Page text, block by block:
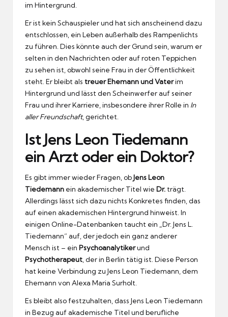
im Hintergrund.
Er ist kein Schauspieler und hat sich anscheinend dazu
entschlossen, ein Leben außerhalb des Rampenlichts
zu führen. Dies könnte auch der Grund sein, warum er
selten in den Nachrichten oder auf roten Teppichen
zu sehen ist, obwohl seine Frau in der Öffentlichkeit
steht. Er bleibt als treuer Ehemann und Vaterim
Hintergrund und lässt den Scheinwerfer auf seiner
Frau und ihrer Karriere, insbesondere ihrer Rolle in In
aller Freundschaft, gerichtet.
Ist Jens Leon Tiedemann
ein Arzt oder ein Doktor?
Es gibt immer wieder Fragen, obJens Leon
Tiedemann ein akademischer Titel wie Dr. trägt.
Allerdings lässt sich dazu nichts Konkretes finden, das
auf einen akademischen Hintergrund hinweist. In
einigen Online-Datenbanken taucht ein „Dr. Jens L.
Tiedemann“ auf, der jedoch ein ganz anderer
Mensch ist – ein Psychoanalytikerund
Psychotherapeut , der in Berlin tätig ist. Diese Person
hat keine Verbindung zu Jens Leon Tiedemann, dem
Ehemann von Alexa Maria Surholt.
Es bleibt also festzuhalten, dass Jens Leon Tiedemann
in Bezug auf akademische Titel und berufliche